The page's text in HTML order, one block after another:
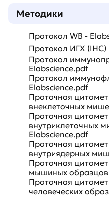
Методики
Протокол WB -
Протокол ИГХ (IHC)
Протокол
Elabscience.pdf
Протокол
Elabscience.pdf
Проточная
внеклеточных
Проточная
внутриклеточных
Elabscience.pdf
Проточная
внутриядерных
Проточная
мышиных образцов
Проточная
человеческих